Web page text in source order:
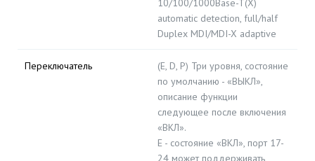
10/100/1000Base-T(X)
automatic detection, full/half
Duplex MDI/MDI-X adaptive
Переключатель
(E, D, P) Три уровня, состояние
по умолчанию - «ВЫКЛ»,
описание функции
следующее после включения
«ВКЛ».
E - состояние «ВКЛ», порт 17-
24 может поддерживать